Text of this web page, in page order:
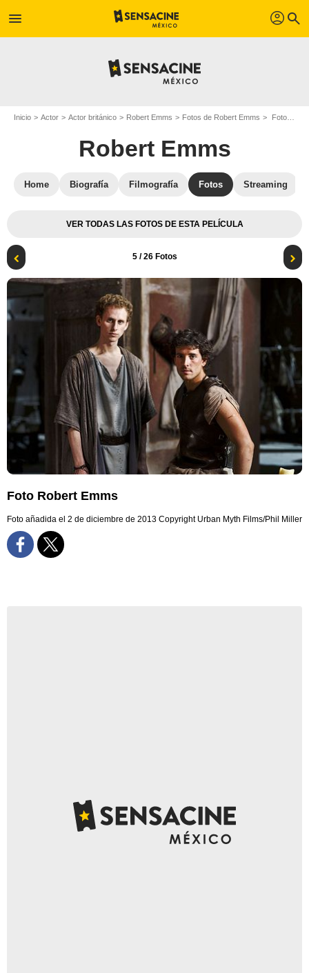
menu profil search
Inicio Actor Actor británico Robert Emms Fotos de Robert Emms Foto Robert Emms
Robert Emms
Home Biografía Filmografía Fotos Streaming
VER TODAS LAS FOTOS DE ESTA PELÍCULA
5/ 26 Fotos
Foto Robert Emms
Foto añadida el 2 de diciembre de 2013 Copyright Urban Myth Films/Phil Miller